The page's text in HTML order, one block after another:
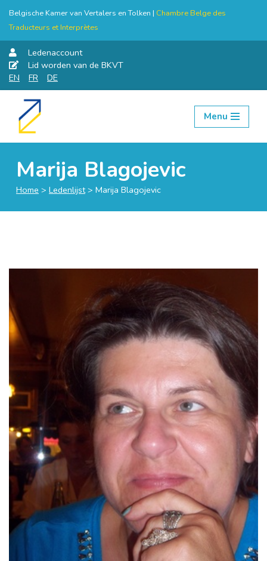
Belgische Kamer van Vertalers en Tolken | Chambre Belge des
Traducteurs et Interprètes
Ledenaccount
Lid worden van de BKVT
EN
FR DE
Skip
Menu
Marija Blagojevic
Home > Ledenlijst> Marija Blagojevic